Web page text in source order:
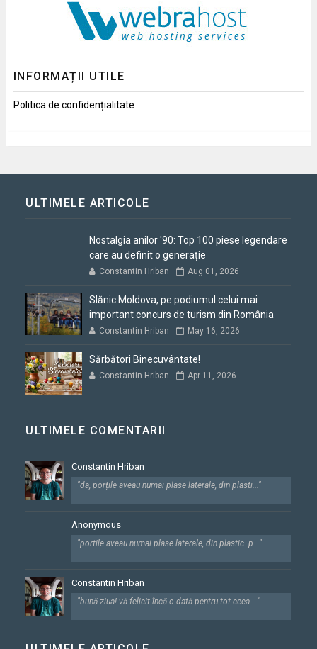
INFORMAȚII UTILE
Politica de confidențialitate
ULTIMELE ARTICOLE
Nostalgia anilor '90: Top 100 piese legendare
care au definit o generație
Constantin Hriban Aug 01, 2026
Slănic Moldova, pe podiumul celui mai
important concurs de turism din România
Constantin Hriban May 16, 2026
Sărbători Binecuvântate!
Constantin Hriban Apr 11, 2026
ULTIMELE COMENTARII
Constantin Hriban
"da, porțile aveau numai plase laterale, din plasti..."
Anonymous
"portile aveau numai plase laterale, din plastic. p..."
Constantin Hriban
"bună ziua! vă felicit încă o dată pentru tot ceea ..."